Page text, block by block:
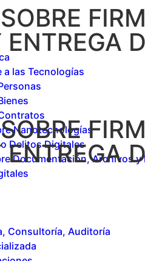
a las Tecnologías
Nanotecnologías
Delitos Digitales
Documentación, Archivos y
Consultoría, Auditoría